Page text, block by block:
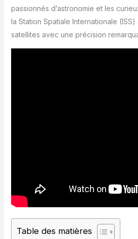
passionnés d’astronomie et les
la Station Spatiale Internationale (ISS)
satellites avec une précision
Table des matières